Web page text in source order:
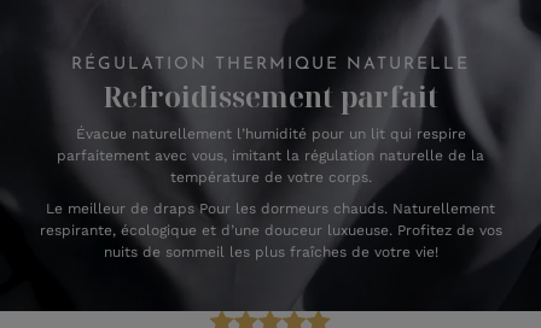
RÉGULATION THERMIQUE NATURELLE
Refroidissement parfait
Évacue naturellement l’humidité pour un lit qui respire
parfaitement avec vous, imitant la régulation naturelle de la
température de votre corps.
Le meilleur de draps Pour les dormeurs chauds. Naturellement
respirante, écologique et d’une douceur luxueuse. Profitez de vos
nuits de sommeil les plus fraîches de votre vie!